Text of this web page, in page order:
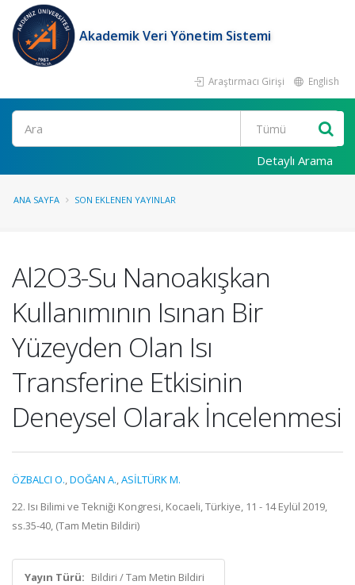
Akademik Veri Yönetim Sistemi
Araştırmacı Girişi English
Ara
Detaylı Arama
ANA SAYFA SON EKLENEN YAYINLAR
Al2O3-Su Nanoakışkan
Kullanımının Isınan Bir
Yüzeyden Olan Isı
Transferine Etkisinin
Deneysel Olarak İncelenmesi
ÖZBALCI O.,DOĞAN A.,ASİLTÜRK M.
22. Isı Bilimi ve Tekniği Kongresi, Kocaeli, Türkiye, 11 - 14 Eylül 2019,
ss.35-40, (Tam Metin Bildiri)
Yayın Türü: Bildiri / Tam Metin Bildiri